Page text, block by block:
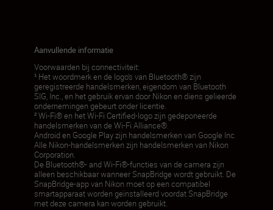
Aanvullende informatie
Voorwaarden bij connectiviteit:
¹ Het woordmerk en de logo's van Bluetooth® zijn
geregistreerde handelsmerken, eigendom van Bluetooth
SIG, Inc., en het gebruik ervan door Nikon en diens gelieerde
ondernemingen gebeurt onder licentie.
² Wi-Fi® en het Wi-Fi Certified-logo zijn gedeponeerde
handelsmerken van de Wi-Fi Alliance®.
Android en Google Play zijn handelsmerken van Google Inc.
Alle Nikon-handelsmerken zijn handelsmerken van Nikon
Corporation.
De Bluetooth®- and Wi-Fi®-functies van de camera zijn
alleen beschikbaar wanneer SnapBridge wordt gebruikt. De
SnapBridge-app van Nikon moet op een compatibel
smartapparaat worden geïnstalleerd voordat SnapBridge
met deze camera kan worden gebruikt.